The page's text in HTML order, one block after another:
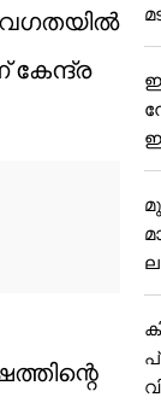
വേഗതയിൽ
കേന്ദ്ര
ൾ
ല